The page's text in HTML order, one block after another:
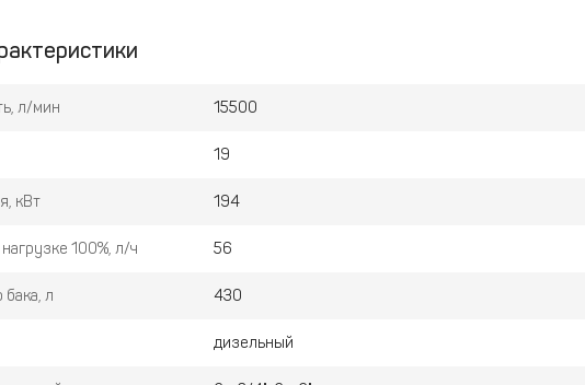
бак
комплектации
опоры и стояночный тормоз для фиксации компрессора
л/мин 15500
19
кВт 194
100%, л/ч 56
бака, л 430
дизельный